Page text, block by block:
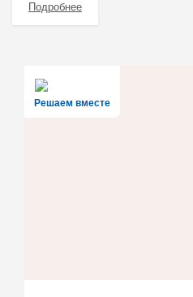
Подробнее
Решаем вместе